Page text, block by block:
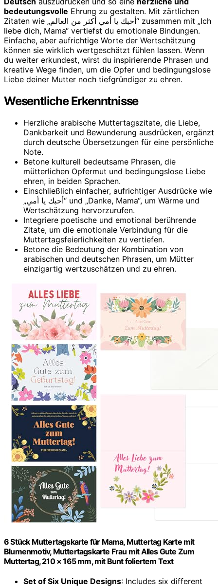
bedeutungsvolle Ehrung zu gestalten. Mit zärtlichen
Zitaten wie „أحبك يا أمي أكثر من العالم“ zusammen mit „Ich
liebe dich, Mama“ vertiefst du emotionale Bindungen.
Einfache, aber aufrichtige Worte der Wertschätzung
können sie wirklich wertgeschätzt fühlen lassen. Wenn
du weiter erkundest, wirst du inspirierende Phrasen und
kreative Wege finden, um die Opfer und bedingungslose
Liebe deiner Mutter noch tiefgründiger zu ehren.
Wesentliche Erkenntnisse
Herzliche arabische Muttertagszitate, die Liebe,
Dankbarkeit und Bewunderung ausdrücken, ergänzt
durch deutsche Übersetzungen für eine persönliche
Note.
Betone kulturell bedeutsame Phrasen, die
mütterlichen Opfermut und bedingungslose Liebe
ehren, in beiden Sprachen.
Einschließlich einfacher, aufrichtiger Ausdrücke wie
„أحبك يا أمي“ und „Danke, Mama“, um Wärme und
Wertschätzung hervorzurufen.
Integriere poetische und emotional berührende
Zitate, um die emotionale Verbindung für die
Muttertagsfeierlichkeiten zu vertiefen.
Betone die Bedeutung der Kombination von
arabischen und deutschen Phrasen, um Mütter
einzigartig wertzuschätzen und zu ehren.
6 Stück Muttertagskarte für Mama, Muttertag Karte mit
Blumenmotiv, Muttertagskarte Frau mit Alles Gute Zum
Muttertag, 210 × 165 mm, mit Bunt foliertem Text
Set of Six Unique Designs: Includes six different